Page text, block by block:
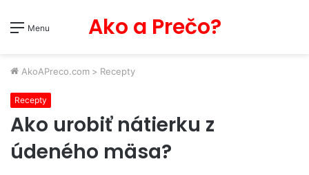
Menu Ako a Prečo?
AkoAPreco.com > Recepty
Recepty
Ako urobiť nátierku z
údeného mäsa?